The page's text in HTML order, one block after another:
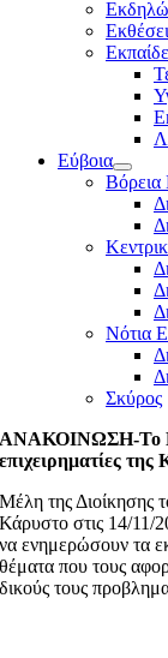
Εύβοια
Βόρεια
Νότια
Σκύρος
ΑΝΑΚΟΙΝΩΣΗ-Το
επιχειρηματίες της
Μέλη της Διοίκησης
Κάρυστο στις 14/11/
να ενημερώσουν τα
θέματα που τους
δικούς τους